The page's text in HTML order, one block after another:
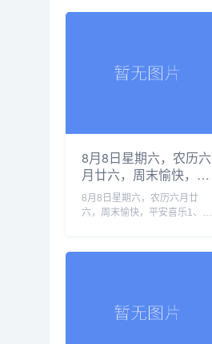
8月8日星期六，农历六
月廿六，周末愉快，平
安喜乐
8月8日星期六，农历六月廿
六，周末愉快，平安喜乐1、应